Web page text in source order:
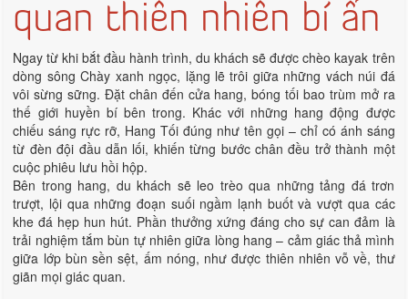
quan thiên nhiên bí ẩn
Ngay từ khi bắt đầu hành trình, du khách sẽ được chèo kayak trên
dòng sông Chày xanh ngọc, lặng lẽ trôi giữa những vách núi đá
vôi sừng sững. Đặt chân đến cửa hang, bóng tối bao trùm mở ra
thế giới huyền bí bên trong. Khác với những hang động được
chiếu sáng rực rỡ, Hang Tối đúng như tên gọi – chỉ có ánh sáng
từ đèn đội đầu dẫn lối, khiến từng bước chân đều trở thành một
cuộc phiêu lưu hồi hộp.
Bên trong hang, du khách sẽ leo trèo qua những tảng đá trơn
trượt, lội qua những đoạn suối ngầm lạnh buốt và vượt qua các
khe đá hẹp hun hút. Phần thưởng xứng đáng cho sự can đảm là
trải nghiệm tắm bùn tự nhiên giữa lòng hang – cảm giác thả mình
giữa lớp bùn sền sệt, ấm nóng, như được thiên nhiên vỗ về, thư
giãn mọi giác quan.